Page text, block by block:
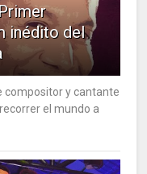
inédito del
compositor y cantante
el mundo a